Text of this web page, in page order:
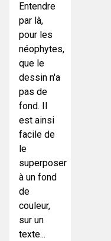
Entendre
par là,
pour les
néophytes,
que le
dessin n'a
pas de
fond. Il
est ainsi
facile de
le
superposer
à un fond
de
couleur,
sur un
texte...